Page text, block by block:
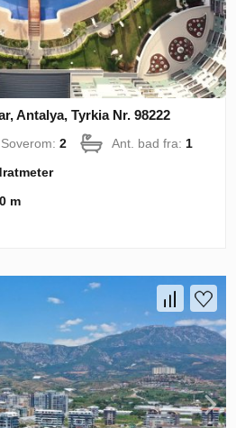
Antalya, Tyrkia Nr. 98222
Soverom:2 Ant. bad fra: 1
m